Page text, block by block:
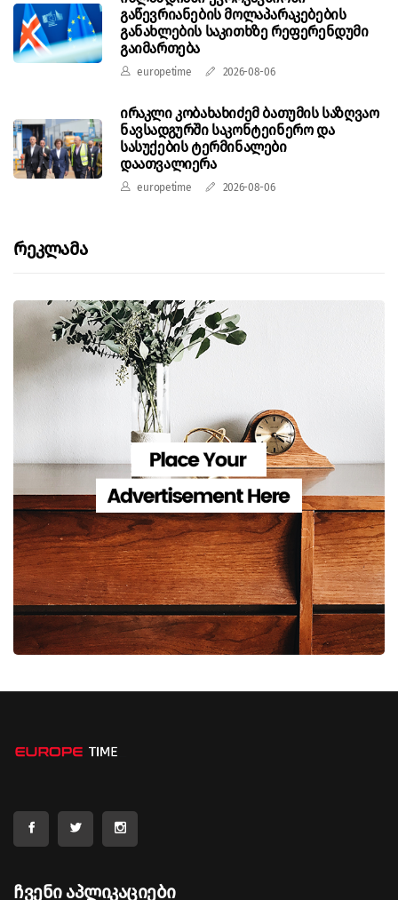
გაწევრიანების მოლაპარაკებების
განახლების საკითხზე რეფერენდუმი
გაიმართება
europetime 2026-08-06
ირაკლი კობახახიძემ ბათუმის საზღვაო
ნავსადგურში საკონტეინერო და
სასუქების ტერმინალები
დაათვალიერა
europetime 2026-08-06
Რეკლამა
Ჩვენი Აპლიკაციები